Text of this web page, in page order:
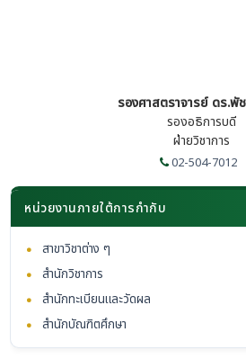
รองศาสตราจารย์ ดร.พั
รองอธิการบดี
ฝ่ายวิชาการ
02-504-7012
หน่วยงานภายใต้การกำกับ
• สาขาวิชาต่าง ๆ
• สำนักวิชาการ
• สำนักทะเบียนและวัดผล
• สำนักบัณฑิตศึกษา